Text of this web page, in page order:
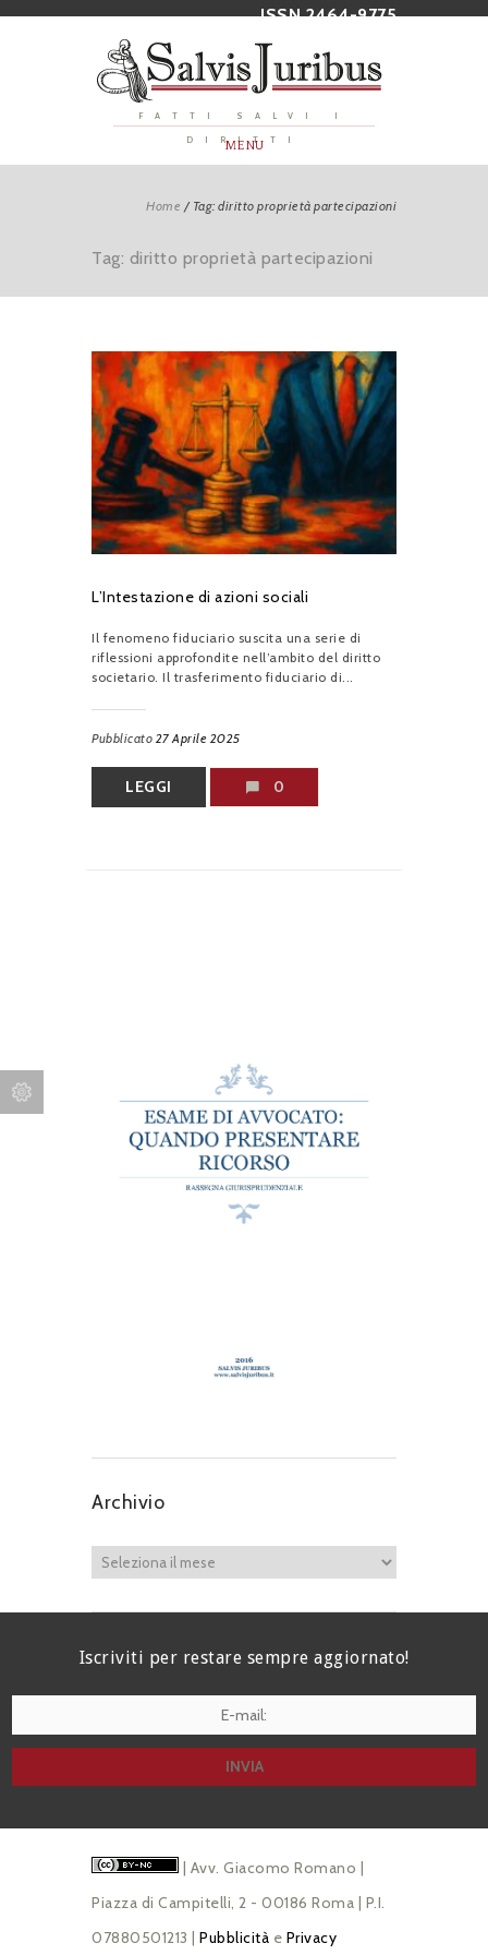
ISSN 2464-9775
FATTI SALVI I
DIRITTI
MENU
Home / Tag: diritto proprietà partecipazioni
Tag: diritto proprietà partecipazioni
L’Intestazione di azioni sociali
Il fenomeno fiduciario suscita una serie di
riflessioni approfondite nell’ambito del diritto
societario. Il trasferimento fiduciario di...
Pubblicato 27 Aprile 2025
LEGGI 0
Archivio
Iscriviti per restare sempre aggiornato!
| Avv. Giacomo Romano |
Piazza di Campitelli, 2 - 00186 Roma | P.I.
07880501213 | Pubblicità e Privacy